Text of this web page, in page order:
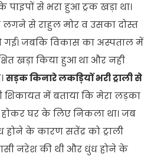
से भरा हुआ ट्रक खड़ा था।
लगने से राहुल मोर व उसका दोस्त
गई। जबकि विकास का अस्पताल में
खड़ा किया हुआ था और नही
सड़क किनारे लकड़ियों भरी ट्राली से
शिकायत में बताया कि मेरा लड़का
होकर घर के लिए निकला था। जब
के कारण सतेंद्र को ट्राली
नरेश की थी और धुंध होने के